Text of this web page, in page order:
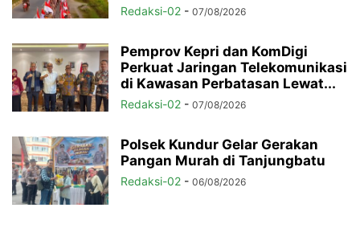
Redaksi-02 - 07/08/2026
Pemprov Kepri dan KomDigi
Perkuat Jaringan Telekomunikasi
di Kawasan Perbatasan Lewat...
Redaksi-02 - 07/08/2026
Polsek Kundur Gelar Gerakan
Pangan Murah di Tanjungbatu
Redaksi-02 - 06/08/2026